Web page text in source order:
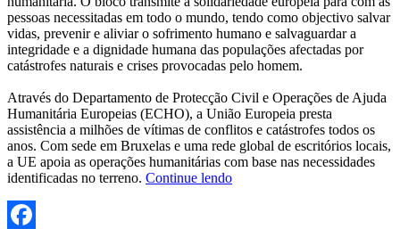
pessoas necessitadas em todo o mundo, tendo como objectivo salvar
vidas, prevenir e aliviar o sofrimento humano e salvaguardar a
integridade e a dignidade humana das populações afectadas por
catástrofes naturais e crises provocadas pelo homem.
Através do Departamento de Protecção Civil e Operações de Ajuda
Humanitária Europeias (ECHO), a União Europeia presta
assistência a milhões de vítimas de conflitos e catástrofes todos os
anos. Com sede em Bruxelas e uma rede global de escritórios locais,
a UE apoia as operações humanitárias com base nas necessidades
identificadas no terreno. Continue lendo